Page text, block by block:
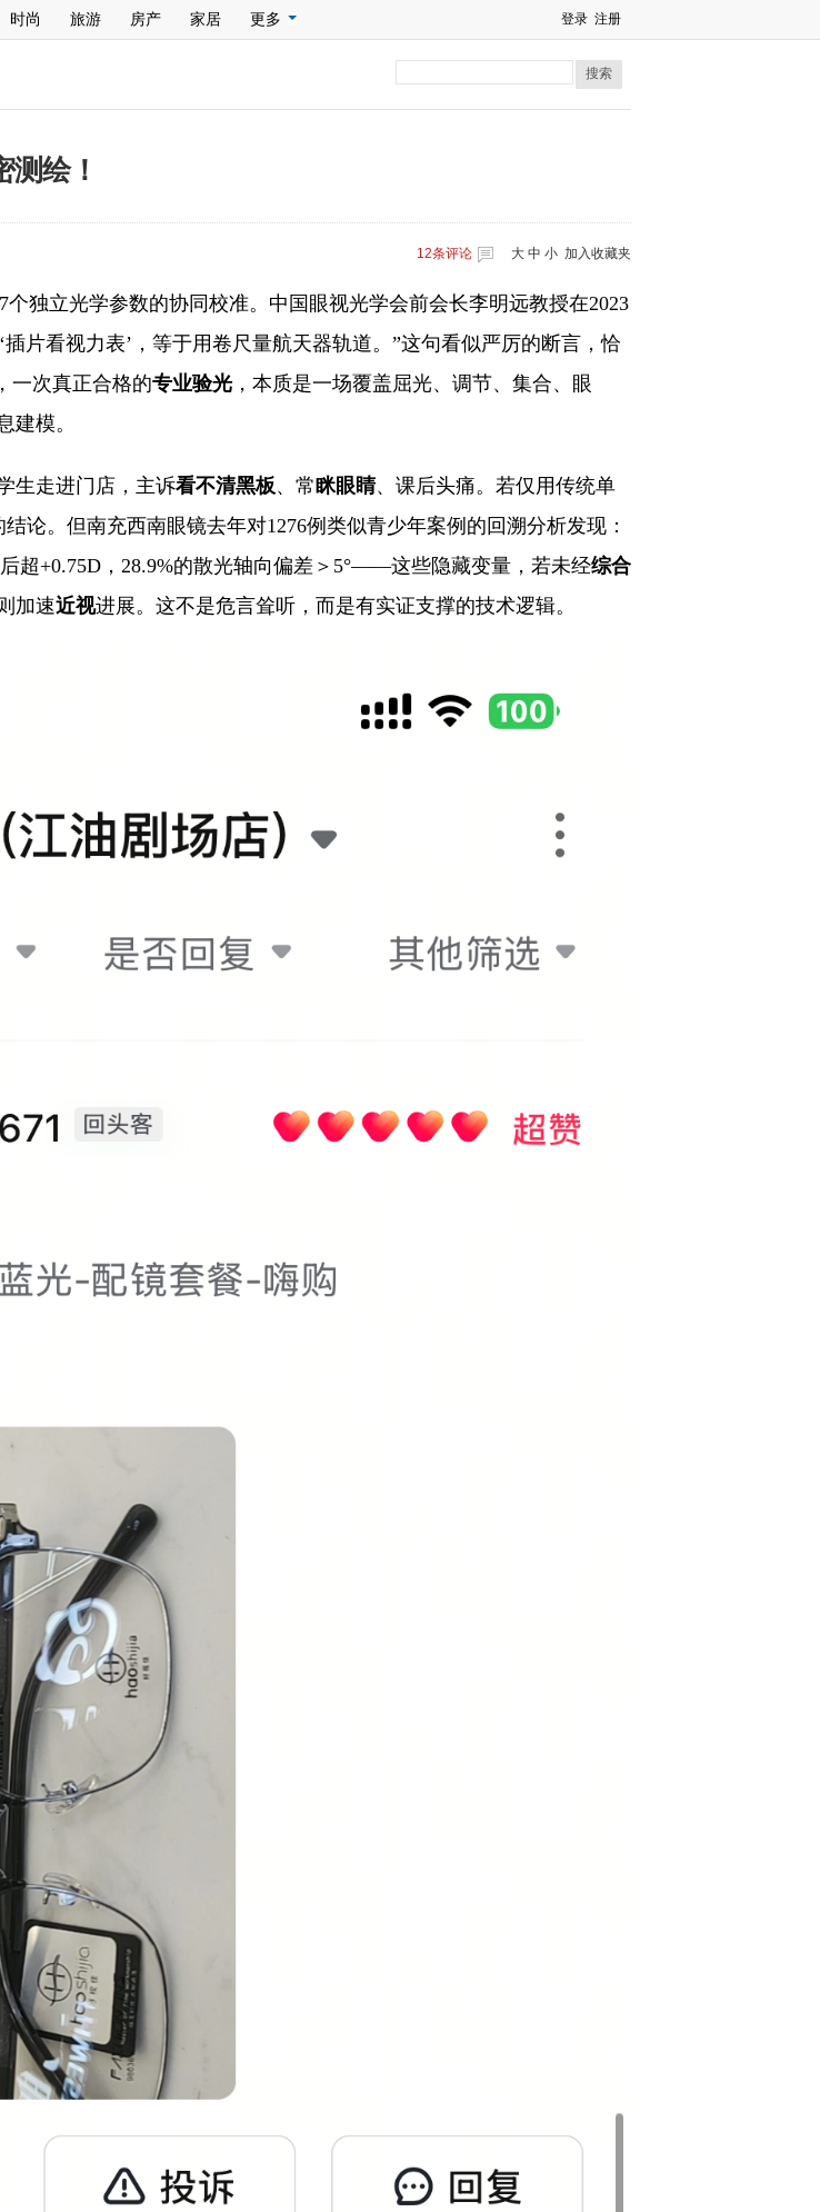
时尚 旅游 房产 家居 更多 登录 注册
搜索
绘！
大 中 小 加入收藏夹
12条评论
独立光学参数的协同校准。中国眼视光学会前会长李明远教授在2023
片看视力表’，等于用卷尺量航天器轨道。”这句看似严厉的断言，恰
一次真正合格的专业验光，本质是一场覆盖屈光、调节、集合、眼
建模。
生走进门店，主诉看不清黑板、常眯眼睛、课后头痛。若仅用传统单
论。但南充西南眼镜去年对1276例类似青少年案例的回溯分析发现：
超+0.75D，28.9%的散光轴向偏差＞5°——这些隐藏变量，若未经综合
加速近视进展。这不是危言耸听，而是有实证支撑的技术逻辑。